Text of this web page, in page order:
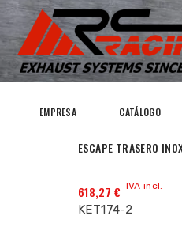
EMPRESA CATÁLOGO
ESCAPE TRASERO
618,27 € IVA incl.
KET174-2